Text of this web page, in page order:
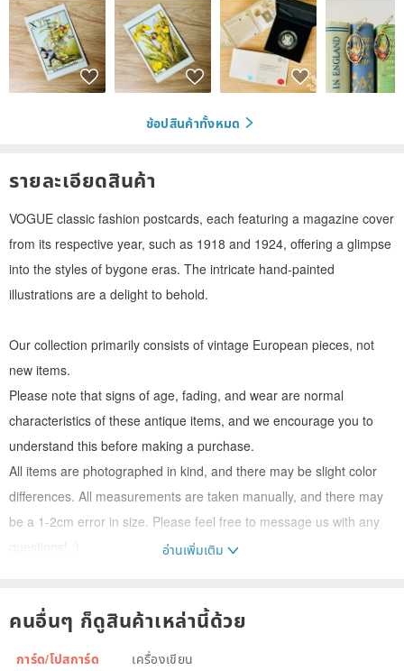
ช้อปสินค้าทั้งหมด
รายละเอียดสินค้า
VOGUE classic fashion postcards, each featuring a magazine cover
from its respective year, such as 1918 and 1924, offering a glimpse
into the styles of bygone eras. The intricate hand-painted
illustrations are a delight to behold.
Our collection primarily consists of vintage European pieces, not
new items.
Please note that signs of age, fading, and wear are normal
characteristics of these antique items, and we encourage you to
understand this before making a purchase.
All items are photographed in kind, and there may be slight color
differences. All measurements are taken manually, and there may
be a 1-2cm error in size. Please feel free to message us with any
questions! :)
our vintage pieces: vtgcicely
อ่านเพิ่มเติม
คนอื่นๆ ก็ดูสินค้าเหล่านี้ด้วย
การ์ด/โปสการ์ด เครื่องเขียน